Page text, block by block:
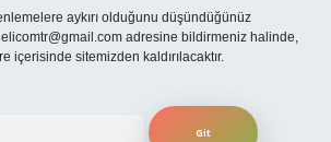
aykırı olduğunu düşündüğünüz
adresine bildirmeniz halinde,
içerisinde sitemizden kaldırılacaktır.